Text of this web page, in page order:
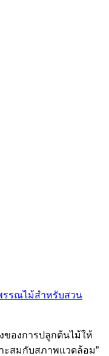
รรณไม้สำหรับสวน
ของการปลูกต้นไม้ให้
ะสมกับสภาพแวดล้อม”